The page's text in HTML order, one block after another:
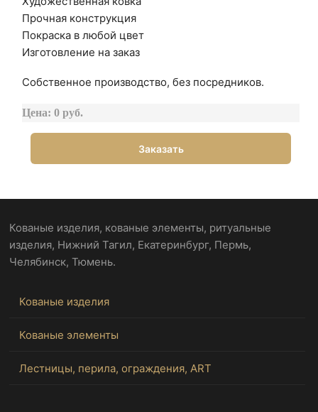
Прочная конструкция
Покраска в любой цвет
Изготовление на заказ
Собственное производство, без посредников.
Цена: 0 руб.
Заказать
Кованые изделия, кованые элементы, ритуальные
изделия, Нижний Тагил, Екатеринбург, Пермь,
Челябинск, Тюмень.
Кованые изделия
Кованые элементы
Лестницы, перила, ограждения, ART